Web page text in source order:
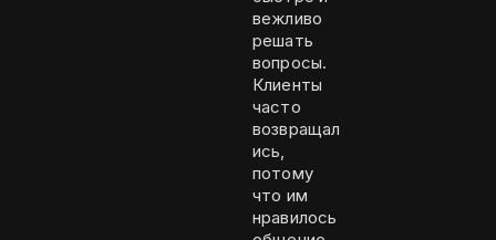
вежливо
решать
вопросы.
Клиенты
часто
возвращал
ись,
потому
что им
нравилось